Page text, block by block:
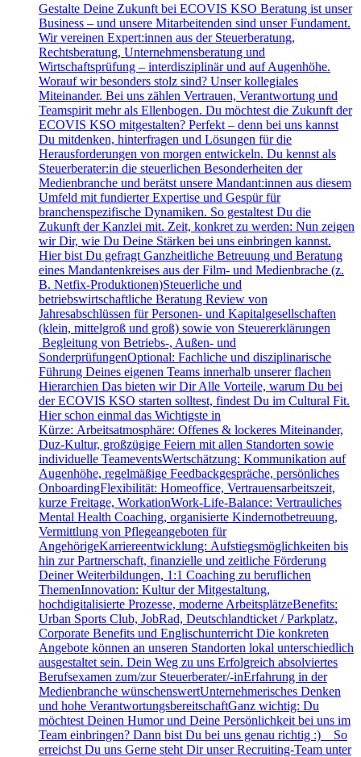
Gestalte Deine Zukunft bei ECOVIS KSO Beratung ist unser
Business – und unsere Mitarbeitenden sind unser Fundament.
Wir vereinen Expert:innen aus der Steuerberatung,
Rechtsberatung, Unternehmensberatung und
Wirtschaftsprüfung – interdisziplinär und auf Augenhöhe.
Worauf wir besonders stolz sind? Unser kollegiales
Miteinander. Bei uns zählen Vertrauen, Verantwortung und
Teamspirit mehr als Ellenbogen. Du möchtest die Zukunft der
ECOVIS KSO mitgestalten? Perfekt – denn bei uns kannst
Du mitdenken, hinterfragen und Lösungen für die
Herausforderungen von morgen entwickeln. Du kennst als
Steuerberater:in die steuerlichen Besonderheiten der
Medienbranche und berätst unsere Mandant:innen aus diesem
Umfeld mit fundierter Expertise und Gespür für
branchenspezifische Dynamiken. So gestaltest Du die
Zukunft der Kanzlei mit. Zeit, konkret zu werden: Nun zeigen
wir Dir, wie Du Deine Stärken bei uns einbringen kannst.
Hier bist Du gefragt Ganzheitliche Betreuung und Beratung
eines Mandantenkreises aus der Film- und Medienbrache (z.
B. Netfix-Produktionen)Steuerliche und
betriebswirtschaftliche Beratung Review von
Jahresabschlüssen für Personen- und Kapitalgesellschaften
(klein, mittelgroß und groß) sowie von Steuererklärungen
Begleitung von Betriebs-, Außen- und
SonderprüfungenOptional: Fachliche und disziplinarische
Führung Deines eigenen Teams innerhalb unserer flachen
Hierarchien Das bieten wir Dir Alle Vorteile, warum Du bei
der ECOVIS KSO starten solltest, findest Du im Cultural Fit.
Hier schon einmal das Wichtigste in
Kürze: Arbeitsatmosphäre: Offenes & lockeres Miteinander,
Duz-Kultur, großzügige Feiern mit allen Standorten sowie
individuelle TeameventsWertschätzung: Kommunikation auf
Augenhöhe, regelmäßige Feedbackgespräche, persönliches
OnboardingFlexibilität: Homeoffice, Vertrauensarbeitszeit,
kurze Freitage, WorkationWork-Life-Balance: Vertrauliches
Mental Health Coaching, organisierte Kindernotbetreuung,
Vermittlung von Pflegeangeboten für
AngehörigeKarriereentwicklung: Aufstiegsmöglichkeiten bis
hin zur Partnerschaft, finanzielle und zeitliche Förderung
Deiner Weiterbildungen, 1:1 Coaching zu beruflichen
ThemenInnovation: Kultur der Mitgestaltung,
hochdigitalisierte Prozesse, moderne ArbeitsplätzeBenefits:
Urban Sports Club, JobRad, Deutschlandticket / Parkplatz,
Corporate Benefits und Englischunterricht Die konkreten
Angebote können an unseren Standorten lokal unterschiedlich
ausgestaltet sein. Dein Weg zu uns Erfolgreich absolviertes
Berufsexamen zum/zur Steuerberater/-inErfahrung in der
Medienbranche wünschenswertUnternehmerisches Denken
und hohe VerantwortungsbereitschaftGanz wichtig: Du
möchtest Deinen Humor und Deine Persönlichkeit bei uns im
Team einbringen? Dann bist Du bei uns genau richtig :) So
erreichst Du uns Gerne steht Dir unser Recruiting-Team unter